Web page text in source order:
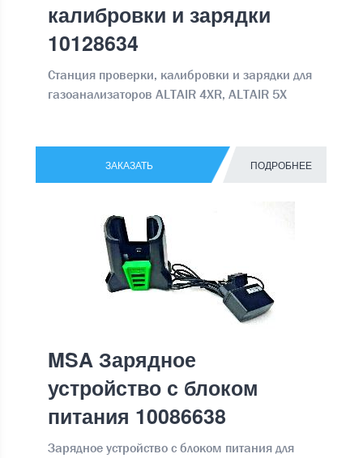
калибровки и зарядки
10128634
Станция проверки, калибровки и зарядки для
газоанализаторов ALTAIR 4XR, ALTAIR 5X
ЗАКАЗАТЬ ПОДРОБНЕЕ
MSA Зарядное
устройство с блоком
питания 10086638
Зарядное устройство с блоком питания для